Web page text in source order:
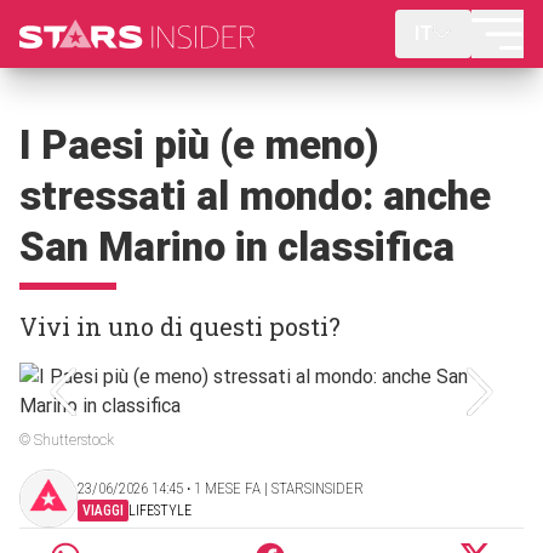
I Paesi più (e meno)
stressati al mondo: anche
San Marino in classifica
Vivi in ​​uno di questi posti?
© Shutterstock
23/06/2026 14:45 ‧ 1 MESE FA | STARSINSIDER
VIAGGI LIFESTYLE